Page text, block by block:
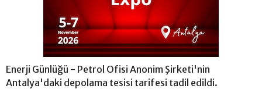
Enerji Günlüğü - Petrol Ofisi Anonim Şirketi'nin
Antalya'daki depolama tesisi tarifesi tadil edildi.